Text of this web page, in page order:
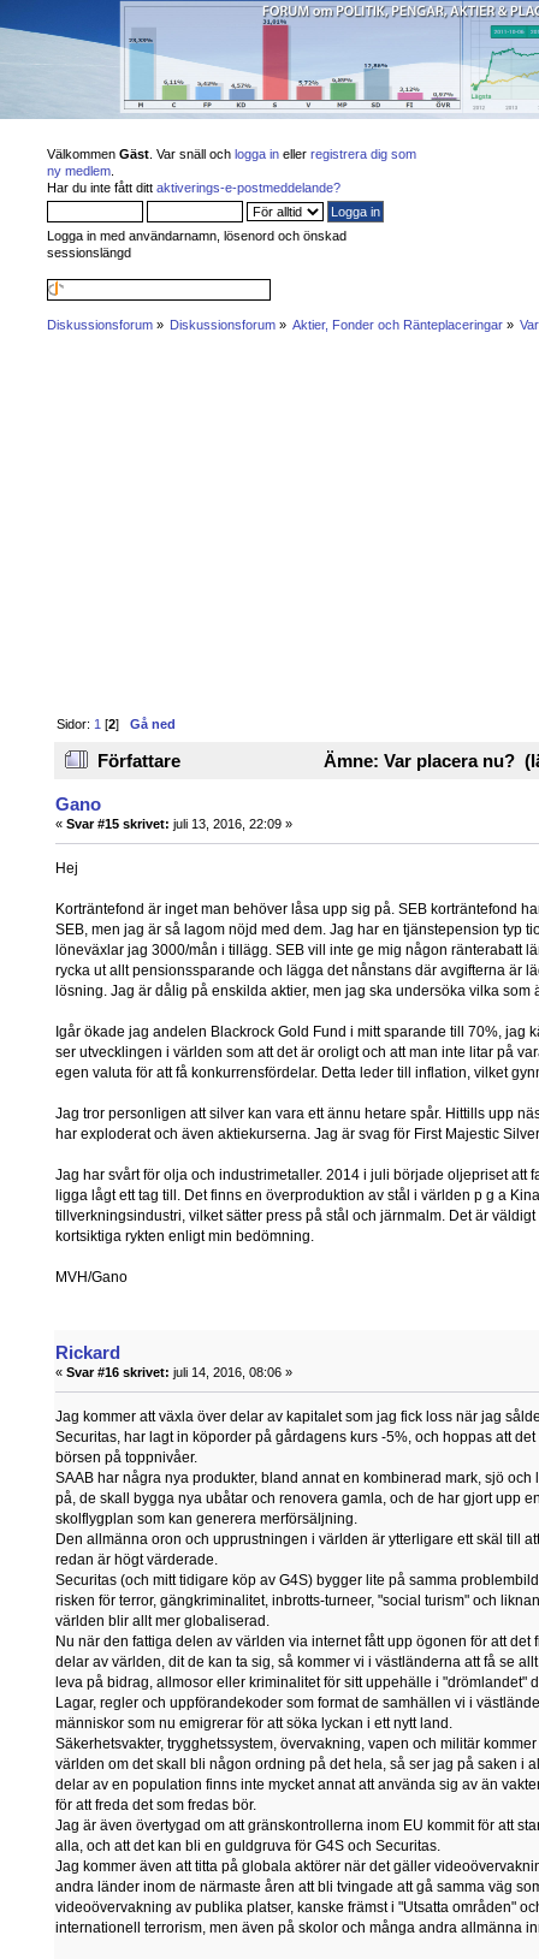
Välkommen Gäst. Var snäll och logga ineller registrera dig som
ny medlem.
Har du inte fått ditt aktiverings-e-postmeddelande?
Logga in med användarnamn, lösenord och önskad
sessionslängd
Diskussionsforum» Diskussionsforum» Aktier, Fonder och Ränteplaceringar »
Sidor: 1 [2] Gå ned
Författare Ämne: Var placera nu?
Gano
« Svar #15 skrivet: juli 13, 2016, 22:09 »
Hej
Korträntefond är inget man behöver låsa upp sig på. SEB korträntefond
SEB, men jag är så lagom nöjd med dem. Jag har en tjänstepension typ
löneväxlar jag 3000/mån i tillägg. SEB vill inte ge mig någon ränterabatt
rycka ut allt pensionssparande och lägga det nånstans där avgifterna är
lösning. Jag är dålig på enskilda aktier, men jag ska undersöka vilka som
Igår ökade jag andelen Blackrock Gold Fund i mitt sparande till 70%, jag
ser utvecklingen i världen som att det är oroligt och att man inte litar på
egen valuta för att få konkurrensfördelar. Detta leder till inflation, vilket
Jag tror personligen att silver kan vara ett ännu hetare spår. Hittills upp
har exploderat och även aktiekurserna. Jag är svag för First Majestic
Jag har svårt för olja och industrimetaller. 2014 i juli började oljepriset att
ligga lågt ett tag till. Det finns en överproduktion av stål i världen p g a
tillverkningsindustri, vilket sätter press på stål och järnmalm. Det är
kortsiktiga rykten enligt min bedömning.
MVH/Gano
Rickard
« Svar #16 skrivet: juli 14, 2016, 08:06 »
Jag kommer att växla över delar av kapitalet som jag fick loss när jag
Securitas, har lagt in köporder på gårdagens kurs -5%, och hoppas att
börsen på toppnivåer.
SAAB har några nya produkter, bland annat en kombinerad mark, sjö
på, de skall bygga nya ubåtar och renovera gamla, och de har gjort upp
skolflygplan som kan generera merförsäljning.
Den allmänna oron och upprustningen i världen är ytterligare ett skäl till
redan är högt värderade.
Securitas (och mitt tidigare köp av G4S) bygger lite på samma
risken för terror, gängkriminalitet, inbrotts-turneer, "social turism" och
världen blir allt mer globaliserad.
Nu när den fattiga delen av världen via internet fått upp ögonen för att
delar av världen, dit de kan ta sig, så kommer vi i västländerna att få se
leva på bidrag, allmosor eller kriminalitet för sitt uppehälle i "drömlandet"
Lagar, regler och uppförandekoder som format de samhällen vi i
människor som nu emigrerar för att söka lyckan i ett nytt land.
Säkerhetsvakter, trygghetssystem, övervakning, vapen och militär
världen om det skall bli någon ordning på det hela, så ser jag på saken i
delar av en population finns inte mycket annat att använda sig av än
för att freda det som fredas bör.
Jag är även övertygad om att gränskontrollerna inom EU kommit för att
alla, och att det kan bli en guldgruva för G4S och Securitas.
Jag kommer även att titta på globala aktörer när det gäller
andra länder inom de närmaste åren att bli tvingade att gå samma väg
videoövervakning av publika platser, kanske främst i "Utsatta områden"
internationell terrorism, men även på skolor och många andra allmänna